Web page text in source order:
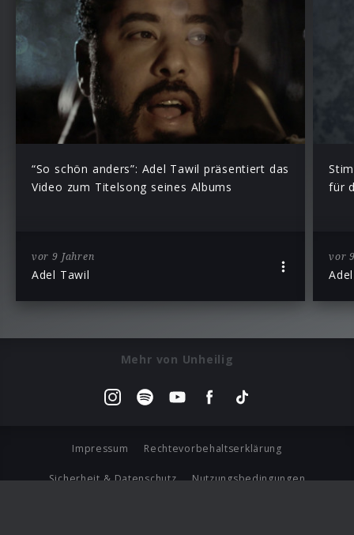
“So schön anders”: Adel Tawil präsentiert das
Video zum Titelsong seines Albums
vor 9 Jahren
Adel Tawil
für
vor
Mehr von Unheilig
Impressum Rechtevorbehaltserklärung
Sicherheit & Datenschutz Nutzungsbedingungen